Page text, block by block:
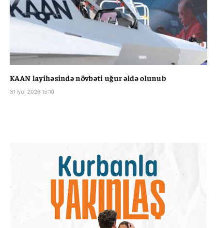
KAAN layihəsində növbəti uğur əldə olunub
31 İyul 2026 15:10